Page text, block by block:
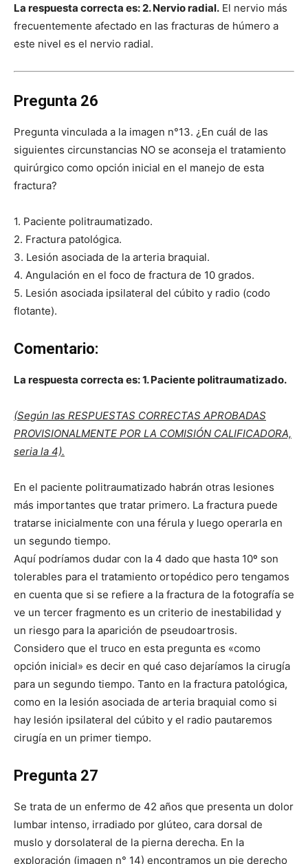
La respuesta correcta es: 2. Nervio radial. El nervio más
frecuentemente afectado en las fracturas de húmero a
este nivel es el nervio radial.
Pregunta 26
Pregunta vinculada a la imagen n°13. ¿En cuál de las
siguientes circunstancias NO se aconseja el tratamiento
quirúrgico como opción inicial en el manejo de esta
fractura?
1. Paciente politraumatizado.
2. Fractura patológica.
3. Lesión asociada de la arteria braquial.
4. Angulación en el foco de fractura de 10 grados.
5. Lesión asociada ipsilateral del cúbito y radio (codo
flotante).
Comentario:
La respuesta correcta es: 1. Paciente politraumatizado.
(Según las RESPUESTAS CORRECTAS APROBADAS
PROVISIONALMENTE POR LA COMISIÓN CALIFICADORA,
seria la 4).
En el paciente politraumatizado habrán otras lesiones
más importantes que tratar primero. La fractura puede
tratarse inicialmente con una férula y luego operarla en
un segundo tiempo.
Aquí podríamos dudar con la 4 dado que hasta 10º son
tolerables para el tratamiento ortopédico pero tengamos
en cuenta que si se refiere a la fractura de la fotografía se
ve un tercer fragmento es un criterio de inestabilidad y
un riesgo para la aparición de pseudoartrosis.
Considero que el truco en esta pregunta es «como
opción inicial» es decir en qué caso dejaríamos la cirugía
para un segundo tiempo. Tanto en la fractura patológica,
como en la lesión asociada de arteria braquial como si
hay lesión ipsilateral del cúbito y el radio pautaremos
cirugía en un primer tiempo.
Pregunta 27
Se trata de un enfermo de 42 años que presenta un dolor
lumbar intenso, irradiado por glúteo, cara dorsal de
muslo y dorsolateral de la pierna derecha. En la
exploración (imagen n° 14) encontramos un pie derecho